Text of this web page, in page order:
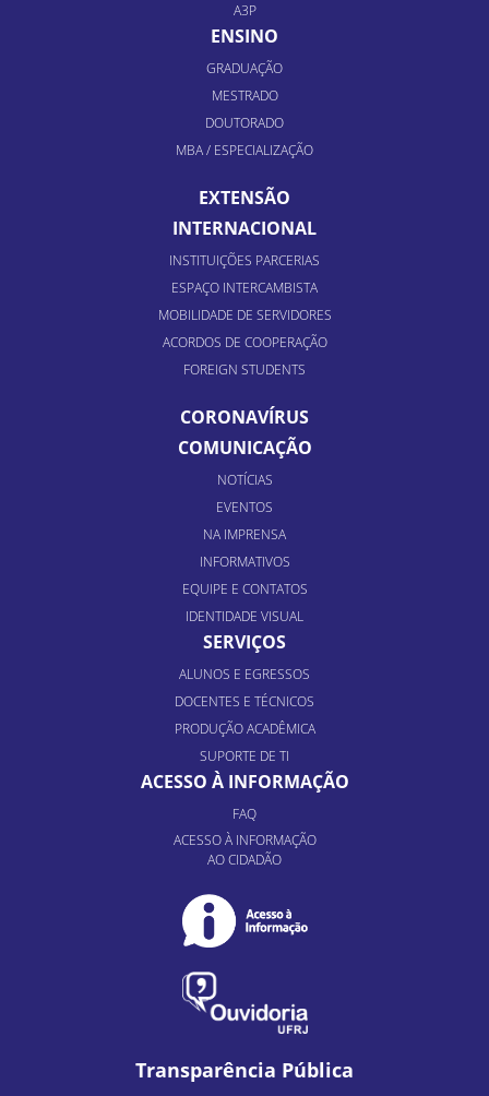
A3P
ENSINO
GRADUAÇÃO
MESTRADO
DOUTORADO
MBA / ESPECIALIZAÇÃO
EXTENSÃO
INTERNACIONAL
INSTITUIÇÕES PARCERIAS
ESPAÇO INTERCAMBISTA
MOBILIDADE DE SERVIDORES
ACORDOS DE COOPERAÇÃO
FOREIGN STUDENTS
CORONAVÍRUS
COMUNICAÇÃO
NOTÍCIAS
EVENTOS
NA IMPRENSA
INFORMATIVOS
EQUIPE E CONTATOS
IDENTIDADE VISUAL
SERVIÇOS
ALUNOS E EGRESSOS
DOCENTES E TÉCNICOS
PRODUÇÃO ACADÊMICA
SUPORTE DE TI
ACESSO À INFORMAÇÃO
FAQ
ACESSO À INFORMAÇÃO
AO CIDADÃO
Transparência Pública